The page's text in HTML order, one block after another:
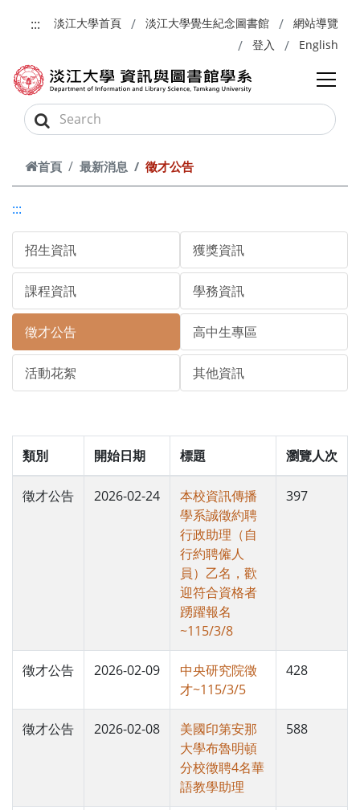
:::
淡江大學首頁 淡江大學覺生紀念圖書館
網站導覽
登入
English
首頁 最新消息 徵才公告
:::
招生資訊 獲獎資訊
課程資訊 學務資訊
徵才公告 高中生專區
活動花絮 其他資訊
類別 開始日期 標題 瀏覽人次
徵才公告 2026-02-24
本校資訊傳播
學系誠徵約聘
行政助理（自
行約聘僱人
員）乙名，歡
迎符合資格者
踴躍報名
~115/3/8
397
徵才公告 2026-02-09
中央研究院徵
才~115/3/5
428
徵才公告 2026-02-08
美國印第安那
大學布魯明頓
分校徵聘4名華
語教學助理
588